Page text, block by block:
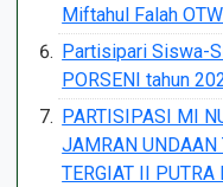
Miftahul Falah
Partisipari Siswa-
PORSENI tahun
PARTISIPASI MI
JAMRAN
TERGIAT II PUTRA